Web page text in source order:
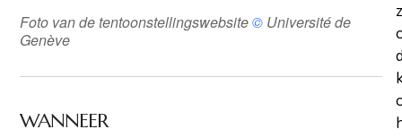
Foto van de tentoonstellingswebsite© Université de
Genève
WANNEER